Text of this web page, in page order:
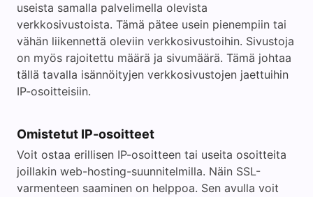
useista samalla palvelimella olevista
verkkosivustoista. Tämä pätee usein pienempiin tai
vähän liikennettä oleviin verkkosivustoihin. Sivustoja
on myös rajoitettu määrä ja sivumäärä. Tämä johtaa
tällä tavalla isännöityjen verkkosivustojen jaettuihin
IP-osoitteisiin.
Omistetut IP-osoitteet
Voit ostaa erillisen IP-osoitteen tai useita osoitteita
joillakin web-hosting-suunnitelmilla. Näin SSL-
varmenteen saaminen on helppoa. Sen avulla voit